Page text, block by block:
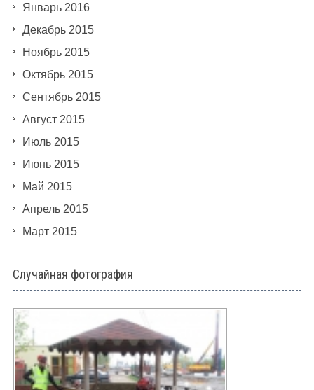
Январь 2016
Декабрь 2015
Ноябрь 2015
Октябрь 2015
Сентябрь 2015
Август 2015
Июль 2015
Июнь 2015
Май 2015
Апрель 2015
Март 2015
Случайная фотография